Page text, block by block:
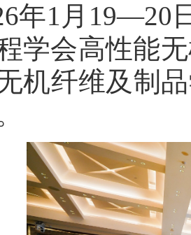
年1月19—20
学会高性能
机纤维及制